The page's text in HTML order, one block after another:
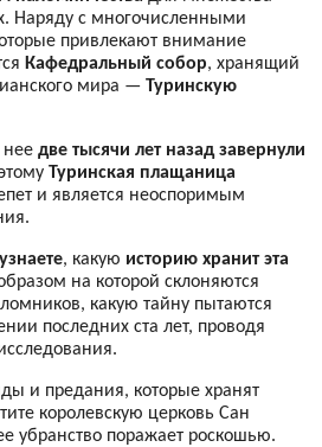
Наряду с многочисленными
привлекают внимание
Кафедральный собор, хранящий
мира — Туринскую
две тысячи лет назад завернули
Туринская плащаница
и является неоспоримым
, какую историю хранит эта
на которой склоняются
какую тайну пытаются
последних ста лет, проводя
и предания, которые хранят
королевскую церковь Сан
убранство поражает роскошью.